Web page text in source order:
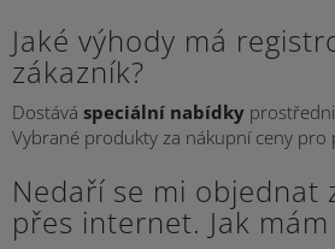
Jaké výhody má
zákazník?
Dostává speciální nabídky
Vybrané produkty za nákupní ceny
Nedaří se mi objednat
přes internet. Jak